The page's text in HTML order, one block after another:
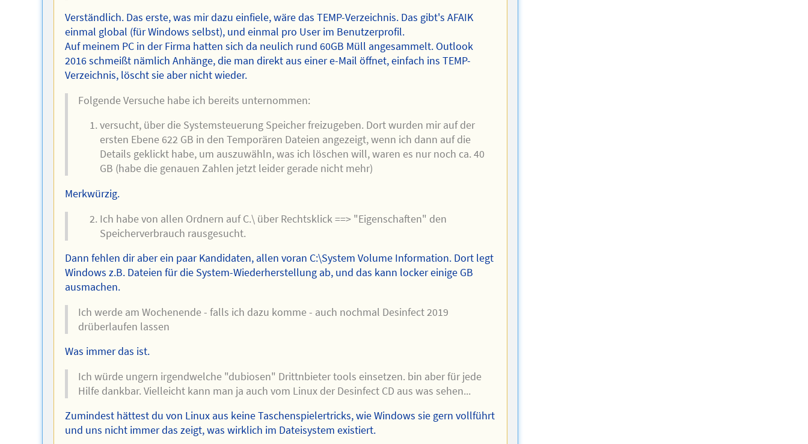
Verständlich. Das erste, was mir dazu einfiele, wäre das TEMP-Verzeichnis. Das gibt's AFAIK
einmal global (für Windows selbst), und einmal pro User im Benutzerprofil.
Auf meinem PC in der Firma hatten sich da neulich rund 60GB Müll angesammelt. Outlook
2016 schmeißt nämlich Anhänge, die man direkt aus einer e-Mail öffnet, einfach ins TEMP-
Verzeichnis, löscht sie aber nicht wieder.
Folgende Versuche habe ich bereits unternommen:
versucht, über die Systemsteuerung Speicher freizugeben. Dort wurden mir auf der
ersten Ebene 622 GB in den Temporären Dateien angezeigt, wenn ich dann auf die
Details geklickt habe, um auszuwähln, was ich löschen will, waren es nur noch ca. 40
GB (habe die genauen Zahlen jetzt leider gerade nicht mehr)
Merkwürzig.
Ich habe von allen Ordnern auf C.\ über Rechtsklick ==> "Eigenschaften" den
Speicherverbrauch rausgesucht.
Dann fehlen dir aber ein paar Kandidaten, allen voran C:\System Volume Information. Dort legt
Windows z.B. Dateien für die System-Wiederherstellung ab, und das kann locker einige GB
ausmachen.
Ich werde am Wochenende - falls ich dazu komme - auch nochmal Desinfect 2019
drüberlaufen lassen
Was immer das ist.
Ich würde ungern irgendwelche "dubiosen" Drittnbieter tools einsetzen. bin aber für jede
Hilfe dankbar. Vielleicht kann man ja auch vom Linux der Desinfect CD aus was sehen...
Zumindest hättest du von Linux aus keine Taschenspielertricks, wie Windows sie gern vollführt
und uns nicht immer das zeigt, was wirklich im Dateisystem existiert.